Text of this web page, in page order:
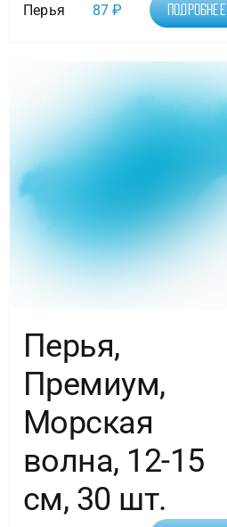
Перья 87₽ Подробнее
Перья,
Премиум,
Морская
волна, 12-15
см, 30 шт.